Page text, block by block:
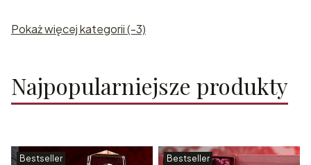
Pokaż więcej kategorii (-3)
Najpopularniejsze produkty
Bestseller Bestseller